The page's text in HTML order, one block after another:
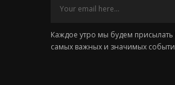
Каждое утро мы будем
самых важных и значимых